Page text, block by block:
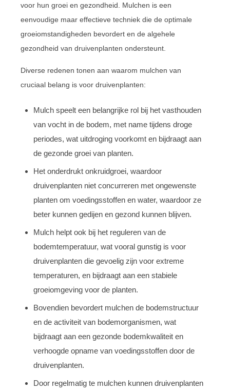
voor hun groei en gezondheid. Mulchen is een
eenvoudige maar effectieve techniek die de optimale
groeiomstandigheden bevordert en de algehele
gezondheid van druivenplanten ondersteunt.
Diverse redenen tonen aan waarom mulchen van
cruciaal belang is voor druivenplanten:
Mulch speelt een belangrijke rol bij het vasthouden
van vocht in de bodem, met name tijdens droge
periodes, wat uitdroging voorkomt en bijdraagt aan
de gezonde groei van planten.
Het onderdrukt onkruidgroei, waardoor
druivenplanten niet concurreren met ongewenste
planten om voedingsstoffen en water, waardoor ze
beter kunnen gedijen en gezond kunnen blijven.
Mulch helpt ook bij het reguleren van de
bodemtemperatuur, wat vooral gunstig is voor
druivenplanten die gevoelig zijn voor extreme
temperaturen, en bijdraagt aan een stabiele
groeiomgeving voor de planten.
Bovendien bevordert mulchen de bodemstructuur
en de activiteit van bodemorganismen, wat
bijdraagt aan een gezonde bodemkwaliteit en
verhoogde opname van voedingsstoffen door de
druivenplanten.
Door regelmatig te mulchen kunnen druivenplanten